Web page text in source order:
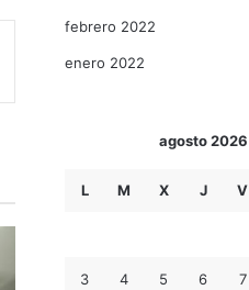
febrero 2022
enero 2022
agosto 2026
L M X J V
3 4 5 6 7